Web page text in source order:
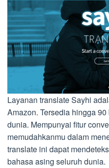
Layanan translate Sayhi
Amazon. Tersedia hingga
dunia. Mempunyai fitur
memudahkanmu dalam
translate ini dapat
bahasa asing seluruh dunia.